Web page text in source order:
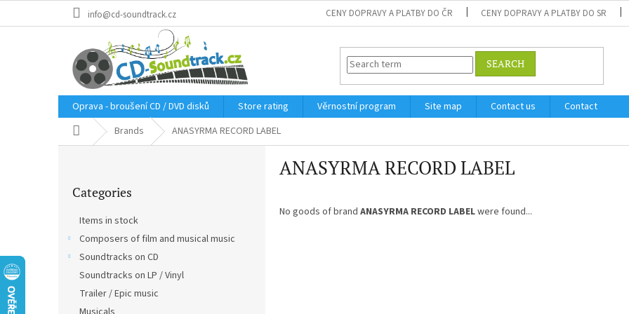
info@cd-soundtrack.cz CENY DOPRAVY A PLATBY DO ČR CENY DOPRAVY A PLATBY DO SR
SEARCH
Oprava - broušení CD / DVD disků Store rating Věrnostní program Site map Contact us
Contact
Home Brands ANASYRMA RECORD LABEL
categories
Categories
Items in stock
Composers of film and musical music
Soundtracks on CD
Soundtracks on LP / Vinyl
Trailer / Epic music
ANASYRMA RECORD LABEL
No goods of brand ANASYRMA RECORD LABELwere found...